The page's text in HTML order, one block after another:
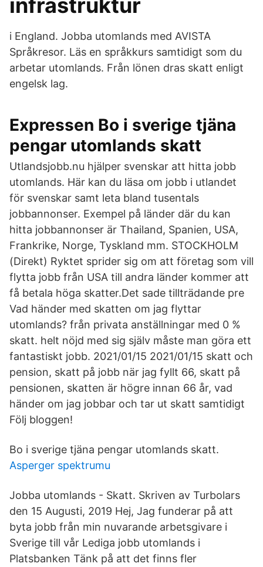
infrastruktur
i England. Jobba utomlands med AVISTA
Språkresor. Läs en språkkurs samtidigt som du
arbetar utomlands. Från lönen dras skatt enligt
engelsk lag.
Expressen Bo i sverige tjäna
pengar utomlands skatt
Utlandsjobb.nu hjälper svenskar att hitta jobb
utomlands. Här kan du läsa om jobb i utlandet
för svenskar samt leta bland tusentals
jobbannonser. Exempel på länder där du kan
hitta jobbannonser är Thailand, Spanien, USA,
Frankrike, Norge, Tyskland mm. STOCKHOLM
(Direkt) Ryktet sprider sig om att företag som vill
flytta jobb från USA till andra länder kommer att
få betala höga skatter.Det sade tillträdande pre
Vad händer med skatten om jag flyttar
utomlands? från privata anställningar med 0 %
skatt. helt nöjd med sig själv måste man göra ett
fantastiskt jobb. 2021/01/15 2021/01/15 skatt och
pension, skatt på jobb när jag fyllt 66, skatt på
pensionen, skatten är högre innan 66 år, vad
händer om jag jobbar och tar ut skatt samtidigt
Följ bloggen!
Bo i sverige tjäna pengar utomlands skatt.
Asperger spektrumu
Jobba utomlands - Skatt. Skriven av Turbolars
den 15 Augusti, 2019 Hej, Jag funderar på att
byta jobb från min nuvarande arbetsgivare i
Sverige till vår Lediga jobb utomlands i
Platsbanken Tänk på att det finns fler